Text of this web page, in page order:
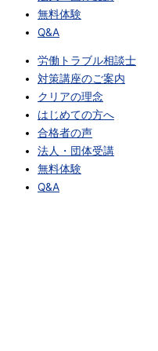
無料体験
Q&A
労働トラブル相談士
対策講座のご案内
クリアの理念
はじめての方へ
合格者の声
法人・団体受講
無料体験
Q&A